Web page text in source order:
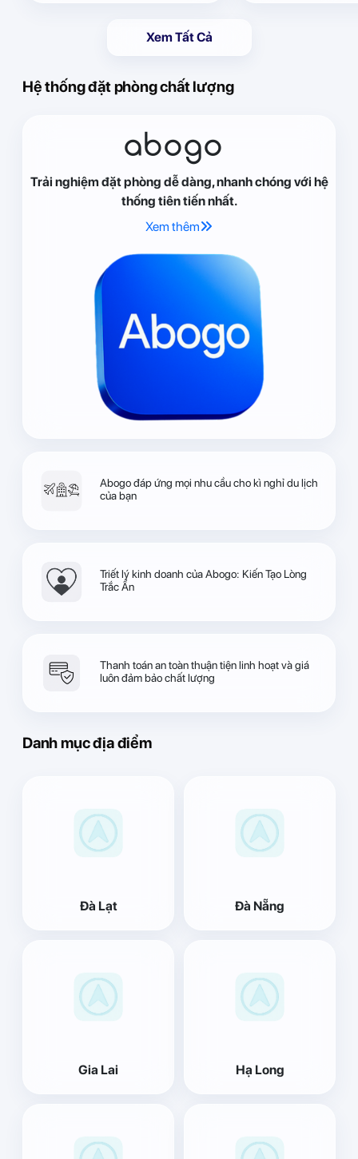
Xem Tất Cả
Hệ thống đặt phòng chất lượng
abogo
Trải nghiệm đặt phòng dễ dàng, nhanh chóng với hệ
thống tiên tiến nhất.
Xem thêm
Abogo đáp ứng mọi nhu cầu cho kì nghỉ du lịch
của bạn
Triết lý kinh doanh của Abogo: Kiến Tạo Lòng
Trắc Ẩn
Thanh toán an toàn thuận tiện linh hoạt và giá
luôn đảm bảo chất lượng
Danh mục địa điểm
Đà Lạt Đà Nẵng
Gia Lai Hạ Long